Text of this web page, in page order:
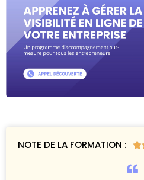
NOTE DE LA FORMATION : 